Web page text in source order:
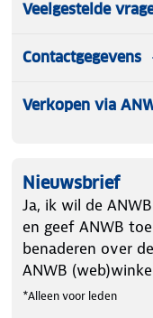
Veelgestelde
Contactgegevens
Verkopen via
Nieuwsbrief
Ja, ik wil de
en geef ANWB
benaderen over
ANWB
*Alleen voor leden